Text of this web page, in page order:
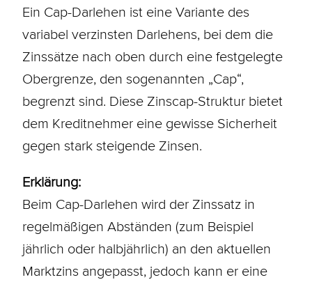
Kundenportal
Ein Cap-Darlehen ist eine Variante des
variabel verzinsten Darlehens, bei dem die
Zinssätze nach oben durch eine festgelegte
Obergrenze, den sogenannten „Cap“,
begrenzt sind. Diese Zinscap-Struktur bietet
dem Kreditnehmer eine gewisse Sicherheit
gegen stark steigende Zinsen.
Erklärung:
Beim Cap-Darlehen wird der Zinssatz in
regelmäßigen Abständen (zum Beispiel
jährlich oder halbjährlich) an den aktuellen
Marktzins angepasst, jedoch kann er eine